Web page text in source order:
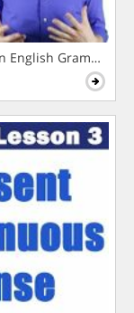
English Grammar